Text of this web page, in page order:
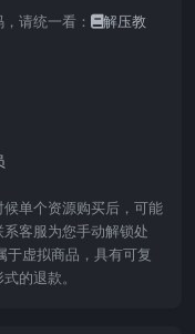
请统一看：
解压教
单个资源购买后，可能
客服为您手动解锁处
于虚拟商品，具有可复
的退款。